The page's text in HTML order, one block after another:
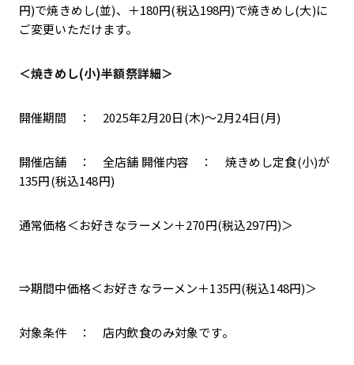
円)で焼きめし(並)、＋180円(税込198円)で焼きめし(大)に
ご変更いただけます。
＜焼きめし(小)半額祭詳細＞
開催期間 ： 2025年2月20日(木)～2月24日(月)
開催店舗 ： 全店舗 開催内容 ： 焼きめし定食(小)が
135円(税込148円)
通常価格＜お好きなラーメン＋270円(税込297円)＞
⇒期間中価格＜お好きなラーメン＋135円(税込148円)＞
対象条件 ： 店内飲食のみ対象です。